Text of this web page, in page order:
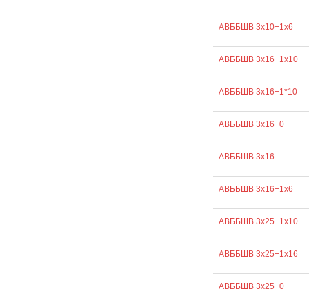
АВББШВ 3х10+1х6
АВББШВ 3х16+1х10
АВББШВ 3х16+1*10
АВББШВ 3х16+0
АВББШВ 3х16
АВББШВ 3х16+1х6
АВББШВ 3х25+1х10
АВББШВ 3х25+1х16
АВББШВ 3х25+0